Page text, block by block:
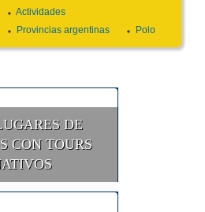
Actividades
Provincias argentinas Polo
DE
CON TOURS